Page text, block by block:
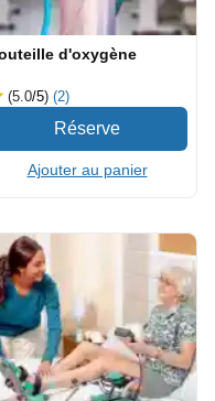
d'oxygène
(5.0/5) (2)
Ajouter au panier